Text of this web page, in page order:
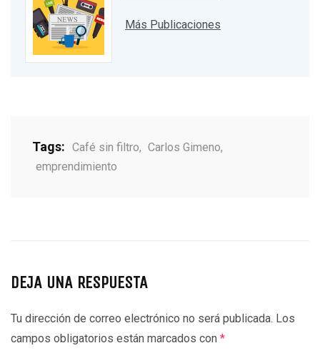
Más Publicaciones
Tags: Café sin filtro, Carlos Gimeno,
emprendimiento
DEJA UNA RESPUESTA
Tu dirección de correo electrónico no será publicada. Los
campos obligatorios están marcados con *